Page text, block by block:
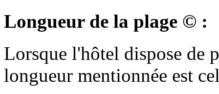
Longueur de la plage © :
Lorsque l'hôtel dispose de
longueur mentionnée est